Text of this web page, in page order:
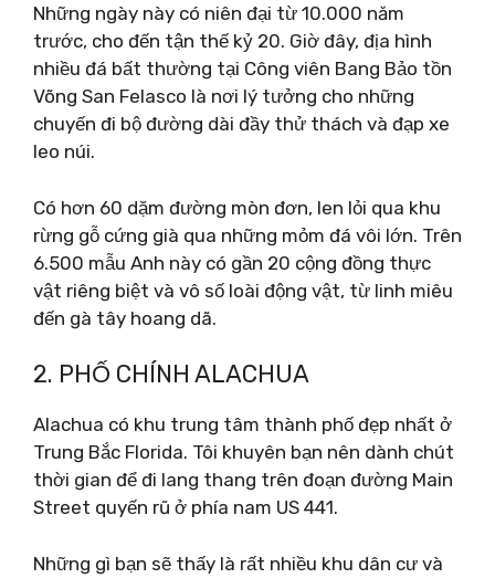
Những ngày này có niên đại từ 10.000 năm
trước, cho đến tận thế kỷ 20. Giờ đây, địa hình
nhiều đá bất thường tại Công viên Bang Bảo tồn
Võng San Felasco là nơi lý tưởng cho những
chuyến đi bộ đường dài đầy thử thách và đạp xe
leo núi.
Có hơn 60 dặm đường mòn đơn, len lỏi qua khu
rừng gỗ cứng già qua những mỏm đá vôi lớn. Trên
6.500 mẫu Anh này có gần 20 cộng đồng thực
vật riêng biệt và vô số loài động vật, từ linh miêu
đến gà tây hoang dã.
2. PHỐ CHÍNH ALACHUA
Alachua có khu trung tâm thành phố đẹp nhất ở
Trung Bắc Florida. Tôi khuyên bạn nên dành chút
thời gian để đi lang thang trên đoạn đường Main
Street quyến rũ ở phía nam US 441.
Những gì bạn sẽ thấy là rất nhiều khu dân cư và